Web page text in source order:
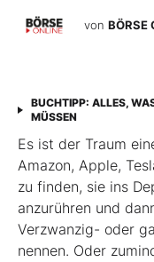
von BÖRSE
BUCHTIPP: ALLES,
MÜSSEN
Es ist der Traum
Amazon, Apple,
zu finden, sie ins
anzurühren und
Verzwanzig- oder
nennen. Oder